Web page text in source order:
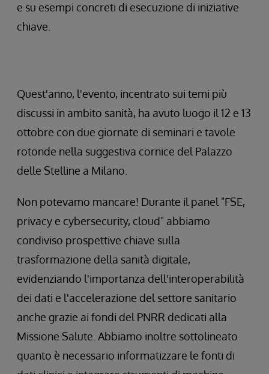
e su esempi concreti di esecuzione di iniziative
chiave.
Quest'anno, l'evento, incentrato sui temi più
discussi in ambito sanità, ha avuto luogo il 12 e 13
ottobre con due giornate di seminari e tavole
rotonde nella suggestiva cornice del Palazzo
delle Stelline a Milano.
Non potevamo mancare! Durante il panel "FSE,
privacy e cybersecurity, cloud" abbiamo
condiviso prospettive chiave sulla
trasformazione della sanità digitale,
evidenziando l'importanza dell'interoperabilità
dei dati e l'accelerazione del settore sanitario
anche grazie ai fondi del PNRR dedicati alla
Missione Salute. Abbiamo inoltre sottolineato
quanto è necessario informatizzare le fonti di